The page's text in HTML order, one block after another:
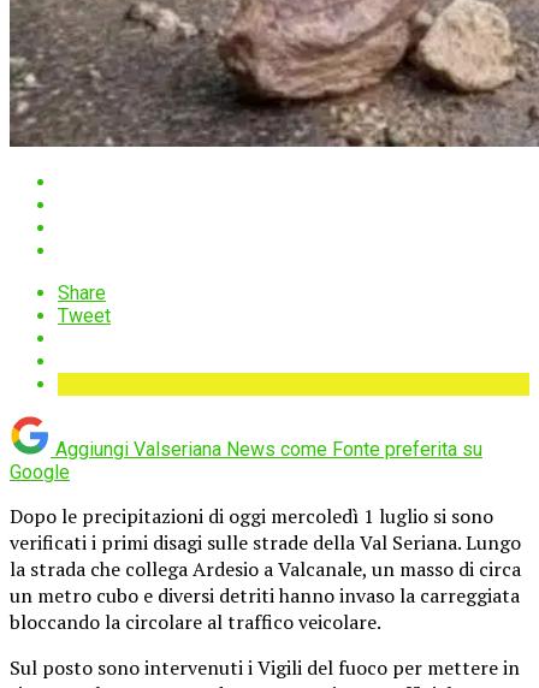
Share
Tweet
Aggiungi Valseriana News come Fonte preferita su
Google
Dopo le precipitazioni di oggi mercoledì 1 luglio si sono
verificati i primi disagi sulle strade della Val Seriana. Lungo
la strada che collega Ardesio a Valcanale, un masso di circa
un metro cubo e diversi detriti hanno invaso la carreggiata
bloccando la circolare al traffico veicolare.
Sul posto sono intervenuti i Vigili del fuoco per mettere in